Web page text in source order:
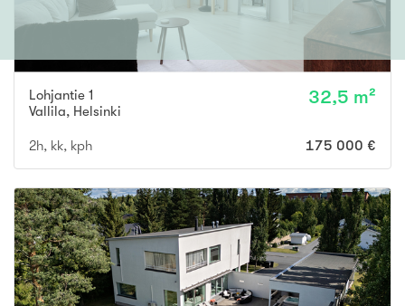
Lohjantie 1
Vallila, Helsinki
32,5 m²
2h, kk, kph 175 000 €